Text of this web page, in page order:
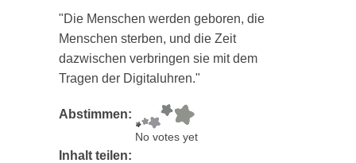
"Die Menschen werden geboren, die
Menschen sterben, und die Zeit
dazwischen verbringen sie mit dem
Tragen der Digitaluhren."
Abstimmen:
No votes yet
Inhalt teilen: